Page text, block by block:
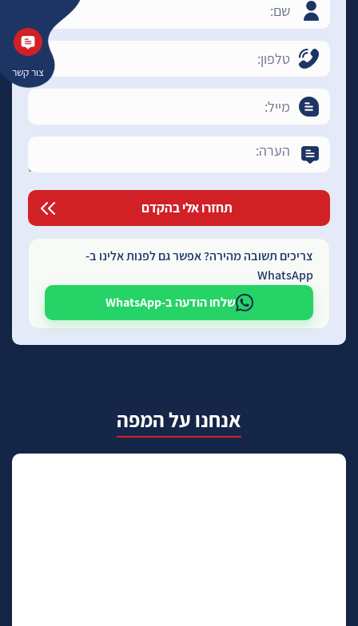
צור קשר
צריכים תשובה מהירה? אפשר גם לפנות אלינו ב-
WhatsApp
שלחו הודעה ב-WhatsApp
אנחנו על המפה